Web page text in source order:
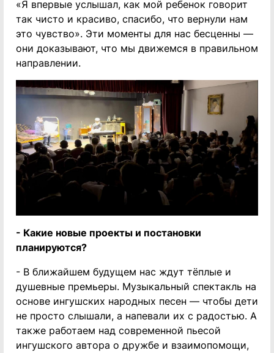
«Я впервые услышал, как мой ребенок говорит
так чисто и красиво, спасибо, что вернули нам
это чувство». Эти моменты для нас бесценны —
они доказывают, что мы движемся в правильном
направлении.
- Какие новые проекты и постановки
планируются?
- В ближайшем будущем нас ждут тёплые и
душевные премьеры. Музыкальный спектакль на
основе ингушских народных песен — чтобы дети
не просто слышали, а напевали их с радостью. А
также работаем над современной пьесой
ингушского автора о дружбе и взаимопомощи,